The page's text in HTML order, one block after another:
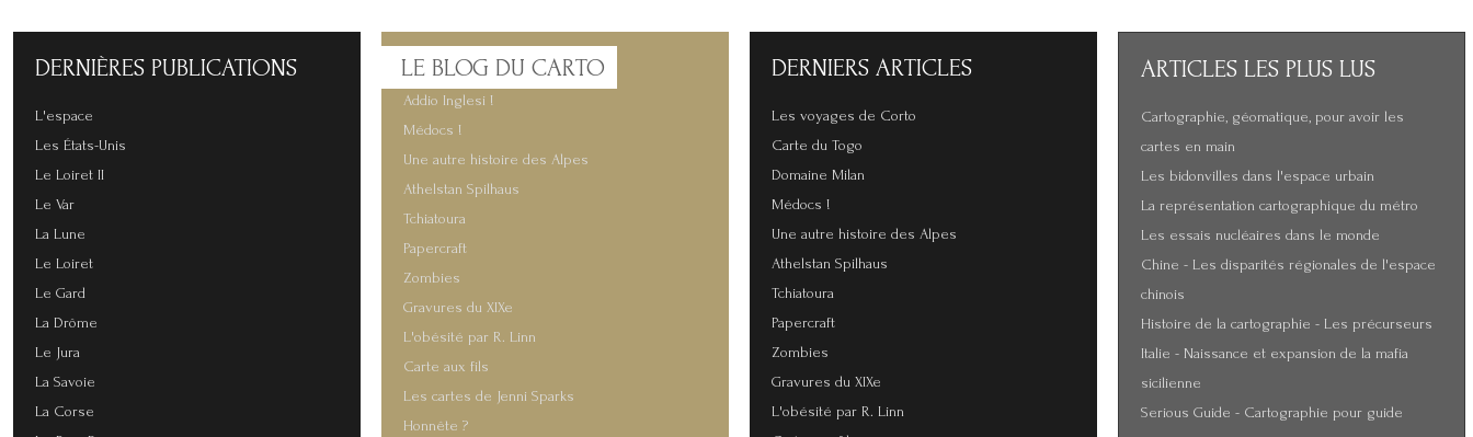
DERNIÈRES PUBLICATIONS
L'espace
Les États-Unis
Le Loiret II
Le Var
La Lune
Le Loiret
Le Gard
La Drôme
Le Jura
La Savoie
La Corse
LE BLOG DU CARTO
Addio Inglesi !
Médocs !
Une autre histoire des Alpes
Athelstan Spilhaus
Tchiatoura
Papercraft
Zombies
Gravures du XIXe
L'obésité par R. Linn
Carte aux fils
Les cartes de Jenni Sparks
Honnête ?
DERNIERS ARTICLES
Les voyages de Corto
Carte du Togo
Domaine Milan
Médocs !
Une autre histoire des Alpes
Athelstan Spilhaus
Tchiatoura
Papercraft
Zombies
Gravures du XIXe
L'obésité par R. Linn
ARTICLES LES PLUS LUS
Cartographie, géomatique, pour avoir les
cartes en main
Les bidonvilles dans l'espace urbain
La représentation cartographique du métro
Les essais nucléaires dans le monde
Chine - Les disparités régionales de l'espace
chinois
Histoire de la cartographie - Les précurseurs
Italie - Naissance et expansion de la mafia
sicilienne
Serious Guide - Cartographie pour guide